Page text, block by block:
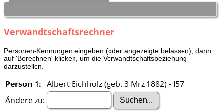
Verwandtschaftsrechner
Personen-Kennungen eingeben (oder angezeigte belassen), dann
auf 'Berechnen' klicken, um die Verwandtschaftsbeziehung
darzustellen.
Person 1: Albert Eichholz (geb. 3 Mrz 1882) - I57
Ändere zu: